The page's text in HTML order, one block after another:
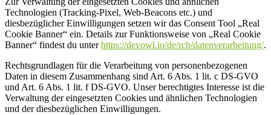
Technologien (Tracking-Pixel, Web-Beacons etc.) und
diesbezüglicher Einwilligungen setzen wir das Consent Tool „Real
Cookie Banner“ ein. Details zur Funktionsweise von „Real Cookie
Banner“ findest du unterhttps://devowl.io/de/rcb/datenverarbeitung/.
Rechtsgrundlagen für die Verarbeitung von personenbezogenen
Daten in diesem Zusammenhang sind Art. 6 Abs. 1 lit. c DS-GVO
und Art. 6 Abs. 1 lit. f DS-GVO. Unser berechtigtes Interesse ist die
Verwaltung der eingesetzten Cookies und ähnlichen Technologien
und der diesbezüglichen Einwilligungen.